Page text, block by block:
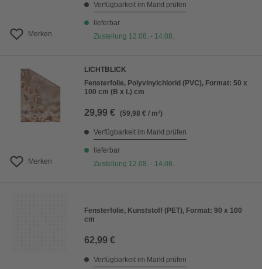
Merken
Verfügbarkeit im Markt prüfen
lieferbar
Zustellung 12.08. - 14.08.
Merken
LICHTBLICK
Fensterfolie, Polyvinylchlorid (PVC), Format: 50 x
100 cm (B x L) cm
29,99 € (59,98 € / m²)
Verfügbarkeit im Markt prüfen
lieferbar
Zustellung 12.08. - 14.08.
Fensterfolie, Kunststoff (PET), Format: 90 x 100
cm
62,99 €
Verfügbarkeit im Markt prüfen